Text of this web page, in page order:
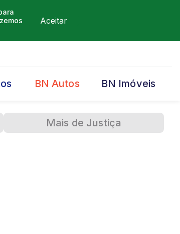
Aceitar
BN Autos BN Imóveis
Mais de Justiça